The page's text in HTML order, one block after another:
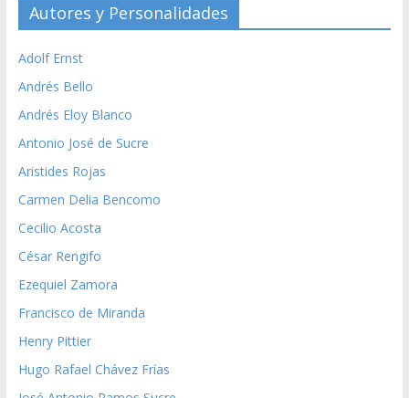
Autores y Personalidades
Adolf Ernst
Andrés Bello
Andrés Eloy Blanco
Antonio José de Sucre
Aristides Rojas
Carmen Delia Bencomo
Cecilio Acosta
César Rengifo
Ezequiel Zamora
Francisco de Miranda
Henry Pittier
Hugo Rafael Chávez Frías